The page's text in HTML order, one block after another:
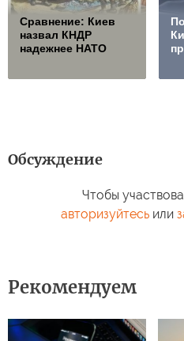
Сравнение: Киев
назвал КНДР
надежнее НАТО
Обсуждение
Чтобы
авторизуйтесьили
Рекомендуем